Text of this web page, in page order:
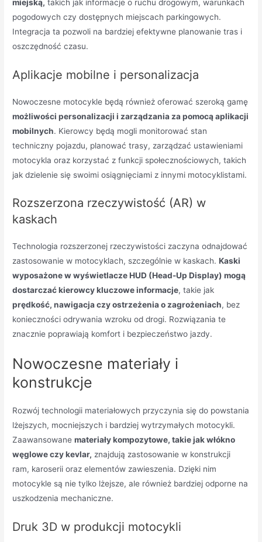
miejską, takich jak informacje o ruchu drogowym, warunkach
pogodowych czy dostępnych miejscach parkingowych.
Integracja ta pozwoli na bardziej efektywne planowanie tras i
oszczędność czasu.
Aplikacje mobilne i personalizacja
Nowoczesne motocykle będą również oferować szeroką gamę
możliwości personalizacji i zarządzania za pomocą aplikacji
mobilnych. Kierowcy będą mogli monitorować stan
techniczny pojazdu, planować trasy, zarządzać ustawieniami
motocykla oraz korzystać z funkcji społecznościowych, takich
jak dzielenie się swoimi osiągnięciami z innymi motocyklistami.
Rozszerzona rzeczywistość (AR) w
kaskach
Technologia rozszerzonej rzeczywistości zaczyna odnajdować
zastosowanie w motocyklach, szczególnie w kaskach.Kaski
wyposażone w wyświetlacze HUD (Head-Up Display) mogą
dostarczać kierowcy kluczowe informacje, takie jak
prędkość, nawigacja czy ostrzeżenia o zagrożeniach, bez
konieczności odrywania wzroku od drogi. Rozwiązania te
znacznie poprawiają komfort i bezpieczeństwo jazdy.
Nowoczesne materiały i
konstrukcje
Rozwój technologii materiałowych przyczynia się do powstania
lżejszych, mocniejszych i bardziej wytrzymałych motocykli.
Zaawansowanemateriały kompozytowe, takie jak włókno
węglowe czy kevlar, znajdują zastosowanie w konstrukcji
ram, karoserii oraz elementów zawieszenia. Dzięki nim
motocykle są nie tylko lżejsze, ale również bardziej odporne na
uszkodzenia mechaniczne.
Druk 3D w produkcji motocykli